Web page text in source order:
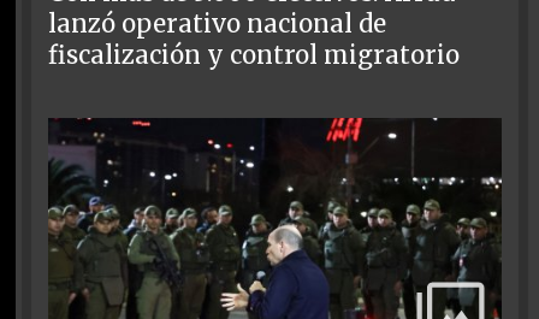
lanzó operativo nacional de
fiscalización y control migratorio